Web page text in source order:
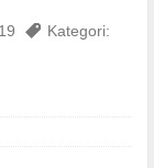
, Kategori: